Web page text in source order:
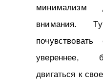
минимализм
внимания.
увереннее,
двигаться к